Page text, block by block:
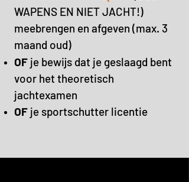
WAPENS EN NIET JACHT!)
meebrengen en afgeven (max. 3
maand oud)
OF je bewijs dat je geslaagd bent
voor het theoretisch
jachtexamen
OF je sportschutter licentie